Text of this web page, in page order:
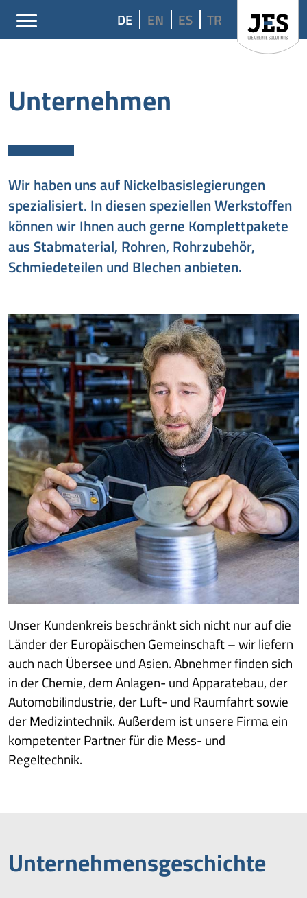
DE EN ES TR
Unternehmen
Wir haben uns auf Nickelbasislegierungen
spezialisiert. In diesen speziellen Werkstoffen
können wir Ihnen auch gerne Komplettpakete
aus Stabmaterial, Rohren, Rohrzubehör,
Schmiedeteilen und Blechen anbieten.
Unser Kundenkreis beschränkt sich nicht nur auf die
Länder der Europäischen Gemeinschaft – wir liefern
auch nach Übersee und Asien. Abnehmer finden sich
in der Chemie, dem Anlagen- und Apparatebau, der
Automobilindustrie, der Luft- und Raumfahrt sowie
der Medizintechnik. Außerdem ist unsere Firma ein
kompetenter Partner für die Mess- und
Regeltechnik.
Unternehmens­geschichte